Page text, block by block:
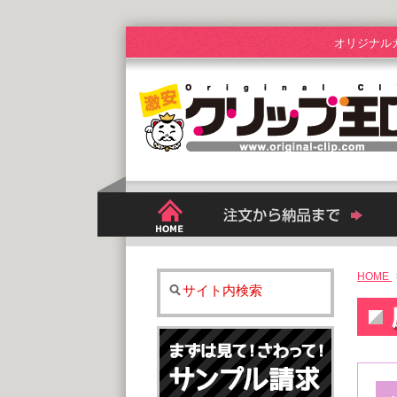
オリジナル
HOME
サイト内検索